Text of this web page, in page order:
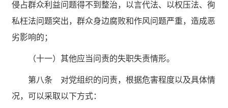
侵占群众利益问题得不到整治，以言代法、以权压法、徇
私枉法问题突出，群众身边腐败和作风问题严重，造成恶
劣影响的；
（十一）其他应当问责的失职失责情形。
第八条 对党组织的问责，根据危害程度以及具体情
况，可以采取以下方式：